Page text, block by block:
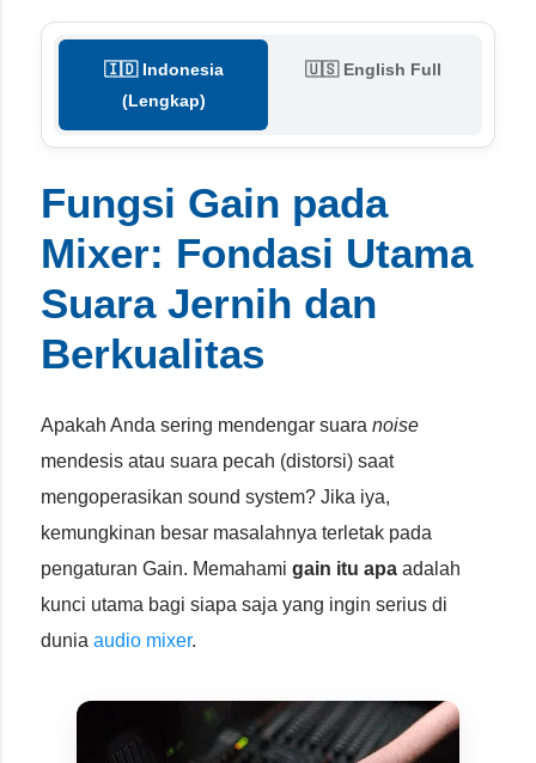
🇮🇩 Indonesia
(Lengkap)
🇺🇸 English Full
Fungsi Gain pada
Mixer: Fondasi Utama
Suara Jernih dan
Berkualitas
Apakah Anda sering mendengar suara noise
mendesis atau suara pecah (distorsi) saat
mengoperasikan sound system? Jika iya,
kemungkinan besar masalahnya terletak pada
pengaturan Gain. Memahami gain itu apa adalah
kunci utama bagi siapa saja yang ingin serius di
dunia audio mixer.